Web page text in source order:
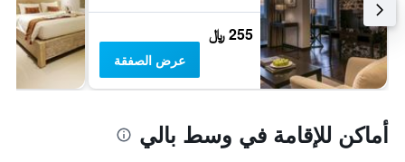
255 ﷼
عرض الصفقة
أماكن للإقامة في وسط بالي